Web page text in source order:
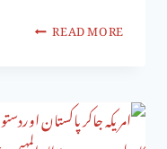
READ MORE